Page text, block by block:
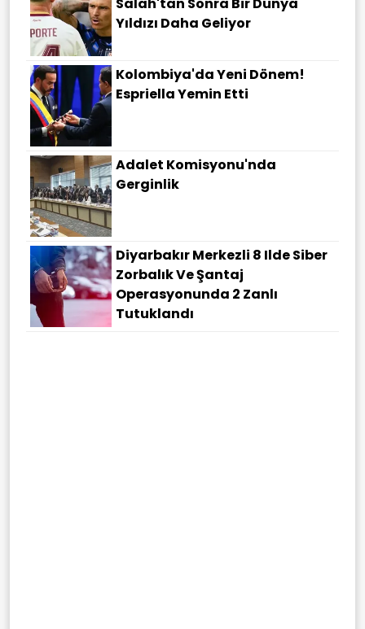
Yıldızı Daha Geliyor
Kolombiya'da Yeni Dönem!
Espriella Yemin Etti
Adalet Komisyonu'nda
Gerginlik
Diyarbakır Merkezli 8 Ilde Siber
Zorbalık Ve Şantaj
Operasyonunda 2 Zanlı
Tutuklandı